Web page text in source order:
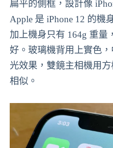
扁平的側框，設計像
Apple 是 iPhone 12 的機
加上機身只有 164g 重量
好。玻璃機背用上實色
光效果，雙鏡主相機用
相似。